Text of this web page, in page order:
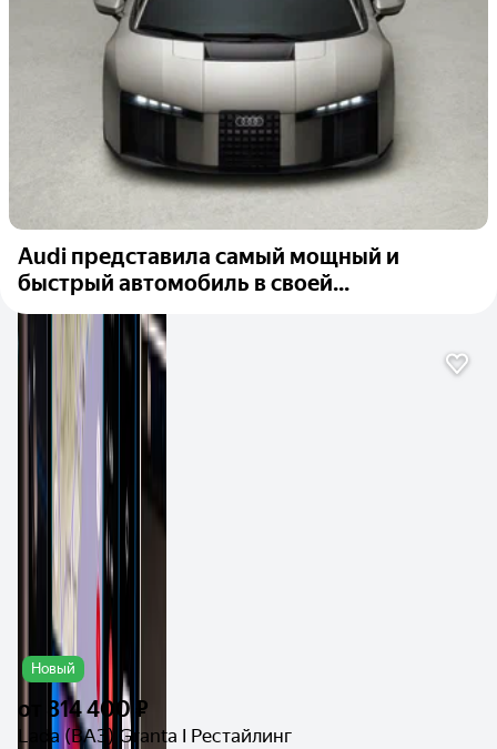
Audi представила самый мощный и
быстрый автомобиль в своей...
Новый
от 814 400 ₽
Lada (ВАЗ) Granta I Рестайлинг